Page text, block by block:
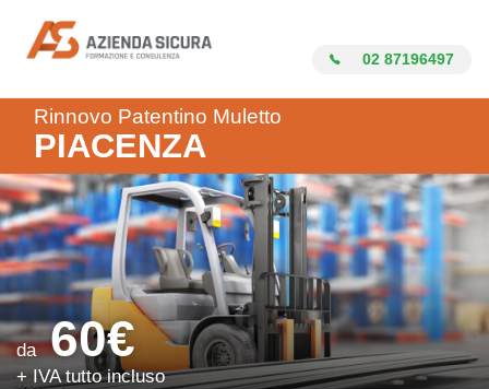
02 87196497
Azienda Sicura
Rinnovo Patentino Muletto
PIACENZA
da60€
+ IVA tutto incluso